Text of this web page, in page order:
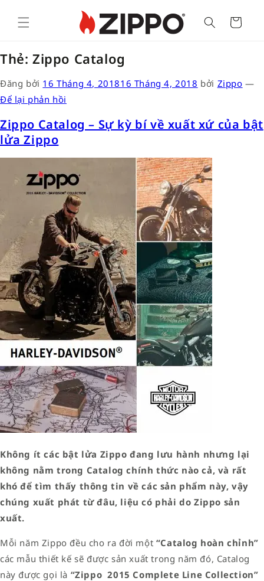
Cart
Thẻ: Zippo Catalog
Đăng bởi 16 Tháng 4, 201816 Tháng 4, 2018 bởi Zippo —
Để lại phản hồi
Zippo Catalog – Sự kỳ bí về xuất xứ của bật
lửa Zippo
Không ít các bật lửa Zippo đang lưu hành nhưng lại
không nằm trong Catalog chính thức nào cả, và rất
khó để tìm thấy thông tin về các sản phẩm này, vậy
chúng xuất phát từ đâu, liệu có phải do Zippo sản
xuất.
Mỗi năm Zippo đều cho ra đời một “Catalog hoàn chỉnh”
các mẫu thiết kế sẽ được sản xuất trong năm đó, Catalog
này được gọi là “Zippo2015 Complete Line Collection”